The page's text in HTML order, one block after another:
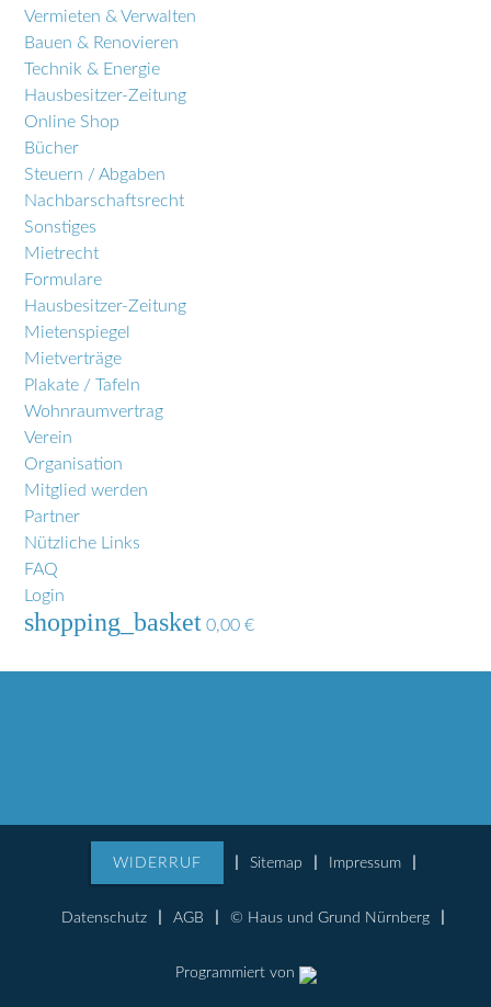
Vermieten & Verwalten
Bauen & Renovieren
Technik & Energie
Hausbesitzer-Zeitung
Online Shop
Bücher
Steuern / Abgaben
Nachbarschaftsrecht
Sonstiges
Mietrecht
Formulare
Hausbesitzer-Zeitung
Mietenspiegel
Mietverträge
Plakate / Tafeln
Wohnraumvertrag
Verein
Organisation
Mitglied werden
Partner
Nützliche Links
FAQ
Login
shopping_basket 0,00€
WIDERRUF Sitemap Impressum
Datenschutz AGB © Haus und Grund Nürnberg
Programmiert von